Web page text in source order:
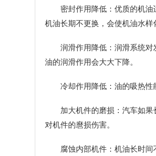
密封作用降低：优质的机
机油长期不更换，会使机油水样
润滑作用降低：润滑系统
油的润滑作用会大大下降。
冷却作用降低：油的吸热性
加大机件的磨损：汽车如
对机件的麿损伤害。
腐蚀内部机件：机油长时